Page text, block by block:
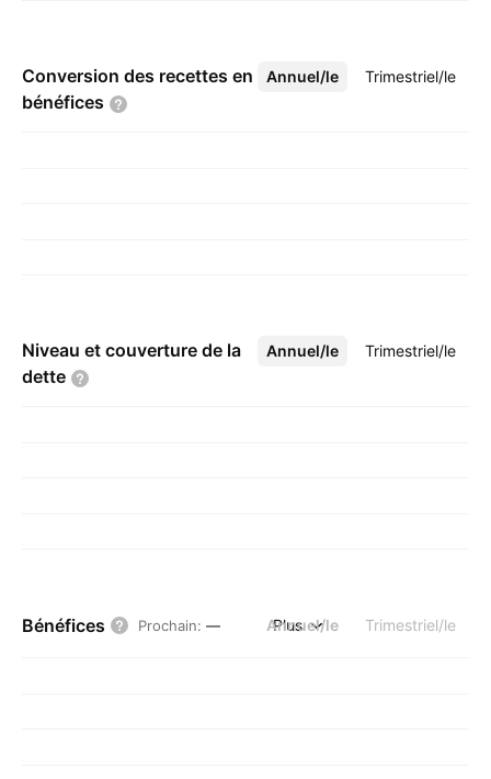
Conversion des recettes en
bénéfices
Annuel/le Trimestriel/le
Plus
Niveau et couverture de la
dette
Annuel/le Trimestriel/le
Plus
Bénéfices Prochain: — Annuel/le Trimestriel/le
Plus